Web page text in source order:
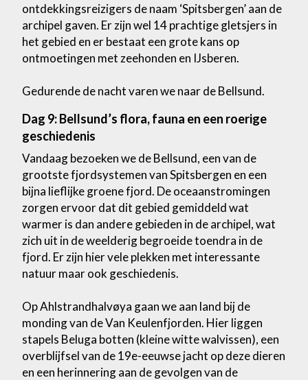
ontdekkingsreizigers de naam ‘Spitsbergen’ aan de
archipel gaven. Er zijn wel 14 prachtige gletsjers in
het gebied en er bestaat een grote kans op
ontmoetingen met zeehonden en IJsberen.
Gedurende de nacht varen we naar de Bellsund.
Dag 9: Bellsund’s flora, fauna en een roerige
geschiedenis
Vandaag bezoeken we de Bellsund, een van de
grootste fjordsystemen van Spitsbergen en een
bijna lieflijke groene fjord. De oceaanstromingen
zorgen ervoor dat dit gebied gemiddeld wat
warmer is dan andere gebieden in de archipel, wat
zich uit in de weelderig begroeide toendra in de
fjord. Er zijn hier vele plekken met interessante
natuur maar ook geschiedenis.
Op Ahlstrandhalvøya gaan we aan land bij de
monding van de Van Keulenfjorden. Hier liggen
stapels Beluga botten (kleine witte walvissen), een
overblijfsel van de 19e-eeuwse jacht op deze dieren
en een herinnering aan de gevolgen van de